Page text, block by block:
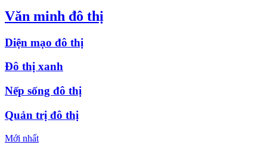
Văn minh đô thị
Diện mạo đô thị
Đô thị xanh
Nếp sống đô thị
Quản trị đô thị
Mới nhất